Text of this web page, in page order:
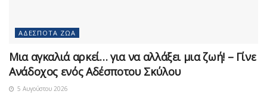
ΑΔΈΣΠΟΤΑ ΖΏΑ
Μια αγκαλιά αρκεί… για να αλλάξει μια ζωή! – Γίνε
Ανάδοχος ενός Αδέσποτου Σκύλου
5 Αυγούστου 2026